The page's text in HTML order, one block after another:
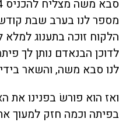
מספר לנו בערב שבת
הלקוח זוכה בתענוג
לדוכן הבנאדם נותן לך
לנו סבא משה, והשאר
ואז הוא פורשׂ בפנינו את